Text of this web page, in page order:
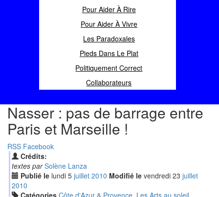
Pour Aider À Rire
Pour Aider À Vivre
Les Paradoxales
Pieds Dans Le Plat
Politiquement Correct
Collaborateurs
Nasser : pas de barrage entre
Paris et Marseille !
RSS Facebook
Crédits:
textes par Solène Lanza
Publié le lundi 5 juillet 2010 Modifié le vendredi 23 juillet
2010
Catégories Côte d'Azur & Provence, Les Arts au soleil